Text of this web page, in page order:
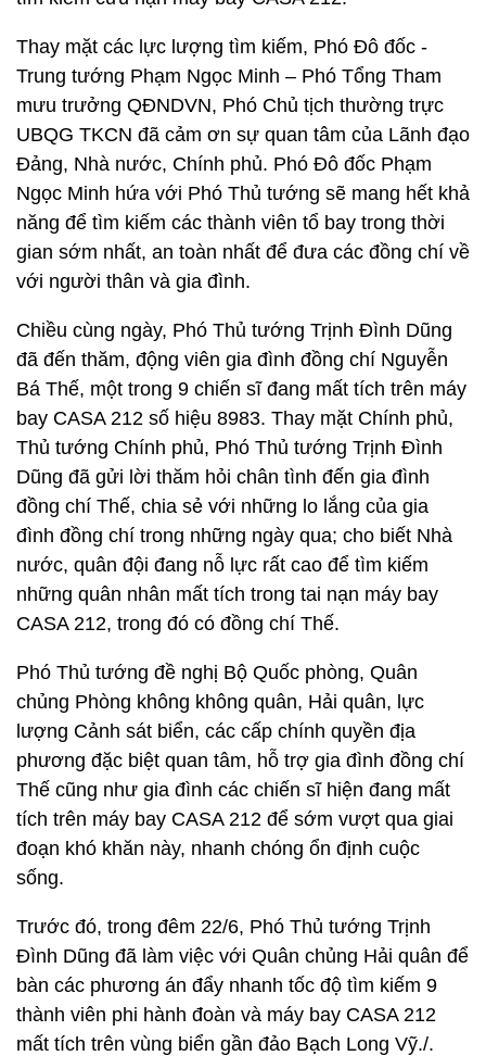
Thay mặt các lực lượng tìm kiếm, Phó Đô đốc -
Trung tướng Phạm Ngọc Minh – Phó Tổng Tham
mưu trưởng QĐNDVN, Phó Chủ tịch thường trực
UBQG TKCN đã cảm ơn sự quan tâm của Lãnh đạo
Đảng, Nhà nước, Chính phủ. Phó Đô đốc Phạm
Ngọc Minh hứa với Phó Thủ tướng sẽ mang hết khả
năng để tìm kiếm các thành viên tổ bay trong thời
gian sớm nhất, an toàn nhất để đưa các đồng chí về
với người thân và gia đình.
Chiều cùng ngày, Phó Thủ tướng Trịnh Đình Dũng
đã đến thăm, động viên gia đình đồng chí Nguyễn
Bá Thế, một trong 9 chiến sĩ đang mất tích trên máy
bay CASA 212 số hiệu 8983. Thay mặt Chính phủ,
Thủ tướng Chính phủ, Phó Thủ tướng Trịnh Đình
Dũng đã gửi lời thăm hỏi chân tình đến gia đình
đồng chí Thế, chia sẻ với những lo lắng của gia
đình đồng chí trong những ngày qua; cho biết Nhà
nước, quân đội đang nỗ lực rất cao để tìm kiếm
những quân nhân mất tích trong tai nạn máy bay
CASA 212, trong đó có đồng chí Thế.
Phó Thủ tướng đề nghị Bộ Quốc phòng, Quân
chủng Phòng không không quân, Hải quân, lực
lượng Cảnh sát biển, các cấp chính quyền địa
phương đặc biệt quan tâm, hỗ trợ gia đình đồng chí
Thế cũng như gia đình các chiến sĩ hiện đang mất
tích trên máy bay CASA 212 để sớm vượt qua giai
đoạn khó khăn này, nhanh chóng ổn định cuộc
sống.
Trước đó, trong đêm 22/6, Phó Thủ tướng Trịnh
Đình Dũng đã làm việc với Quân chủng Hải quân để
bàn các phương án đẩy nhanh tốc độ tìm kiếm 9
thành viên phi hành đoàn và máy bay CASA 212
mất tích trên vùng biển gần đảo Bạch Long Vỹ./.